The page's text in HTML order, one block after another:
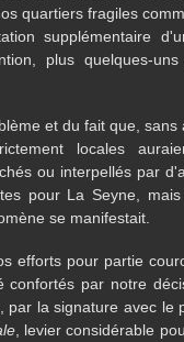
quartiers fragiles
supplémentaire
plus quelques-
et du fait que,
locales
ou interpellés par
pour La Seyne,
se manifestait.
efforts pour partie
par notre
par la signature avec le
, levier considérable